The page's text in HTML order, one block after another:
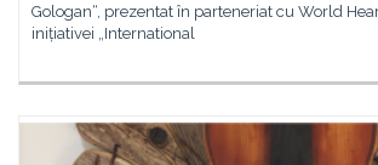
Gologan“, prezentat în parteneriat cu World
inițiativei „International